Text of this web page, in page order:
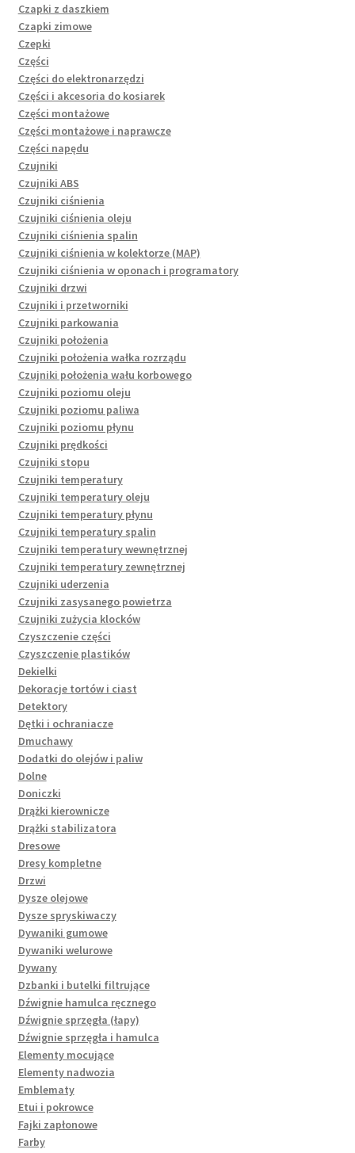
Czapki z daszkiem
Czapki zimowe
Czepki
Części
Części do elektronarzędzi
Części i akcesoria do kosiarek
Części montażowe
Części montażowe i naprawcze
Części napędu
Czujniki
Czujniki ABS
Czujniki ciśnienia
Czujniki ciśnienia oleju
Czujniki ciśnienia spalin
Czujniki ciśnienia w kolektorze (MAP)
Czujniki ciśnienia w oponach i programatory
Czujniki drzwi
Czujniki i przetworniki
Czujniki parkowania
Czujniki położenia
Czujniki położenia wałka rozrządu
Czujniki położenia wału korbowego
Czujniki poziomu oleju
Czujniki poziomu paliwa
Czujniki poziomu płynu
Czujniki prędkości
Czujniki stopu
Czujniki temperatury
Czujniki temperatury oleju
Czujniki temperatury płynu
Czujniki temperatury spalin
Czujniki temperatury wewnętrznej
Czujniki temperatury zewnętrznej
Czujniki uderzenia
Czujniki zasysanego powietrza
Czujniki zużycia klocków
Czyszczenie części
Czyszczenie plastików
Dekielki
Dekoracje tortów i ciast
Detektory
Dętki i ochraniacze
Dmuchawy
Dodatki do olejów i paliw
Dolne
Doniczki
Drążki kierownicze
Drążki stabilizatora
Dresowe
Dresy kompletne
Drzwi
Dysze olejowe
Dysze spryskiwaczy
Dywaniki gumowe
Dywaniki welurowe
Dywany
Dzbanki i butelki filtrujące
Dźwignie hamulca ręcznego
Dźwignie sprzęgła (łapy)
Dźwignie sprzęgła i hamulca
Elementy mocujące
Elementy nadwozia
Emblematy
Etui i pokrowce
Fajki zapłonowe
Farby